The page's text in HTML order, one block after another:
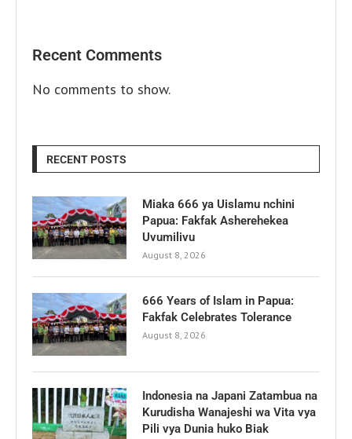
Recent Comments
No comments to show.
RECENT POSTS
Miaka 666 ya Uislamu nchini
Papua: Fakfak Asherehekea
Uvumilivu
August 8, 2026
666 Years of Islam in Papua:
Fakfak Celebrates Tolerance
August 8, 2026
Indonesia na Japani Zatambua na
Kurudisha Wanajeshi wa Vita vya
Pili vya Dunia huko Biak